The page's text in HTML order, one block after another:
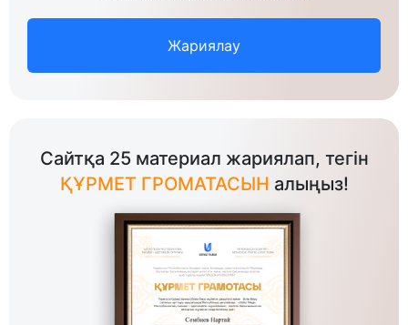
Жариялау
Сайтқа 25 материал жариялап, тегін
ҚҰРМЕТ ГРОМАТАСЫН алыңыз!